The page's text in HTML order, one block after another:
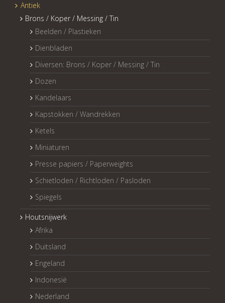
Antiek
Brons / Koper / Messing / Tin
Beelden / Plastieken
Dienbladen
Diversen: Brons / Koper / Messing / Tin
Dozen
Kandelaars
Kapstokken / Wandrekken
Ketels
Miniaturen
Presse papiers / Paperweights
Schietloden / Richtloden / Pasloden
Spiegels
Houtsnijwerk
Afrika
Duitsland
Engeland
Indonesië
Nederland